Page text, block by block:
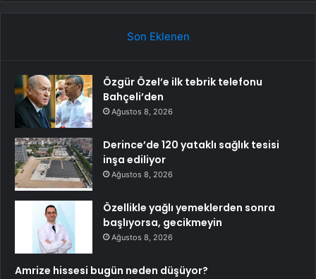
Son Eklenen
Özgür Özel’e ilk tebrik telefonu
Bahçeli’den
Ağustos 8, 2026
Derince’de 120 yataklı sağlık tesisi
inşa ediliyor
Ağustos 8, 2026
Özellikle yağlı yemeklerden sonra
başlıyorsa, gecikmeyin
Ağustos 8, 2026
Amrize hissesi bugün neden düşüyor?